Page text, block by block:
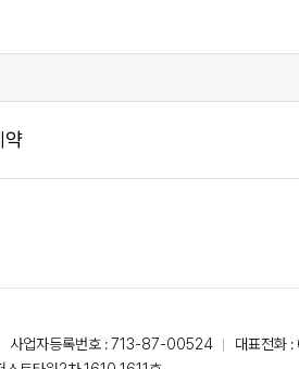
약
사업자등록번호 : 713-87-00524 대표전화 :